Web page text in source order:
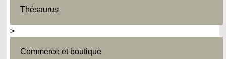
Thésaurus
>
Commerce et boutique